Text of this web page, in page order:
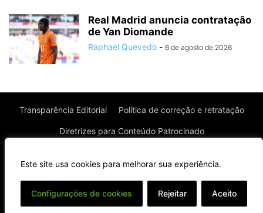
Este site usa cookies para melhorar sua experiência.
Configurações de cookies Rejeitar Aceito
Real Madrid anuncia contratação
de Yan Diomande
Raphael Quevedo - 6 de agosto de 2026
Transparência Editorial Política de correção e retratação
Diretrizes para Conteúdo Patrocinado